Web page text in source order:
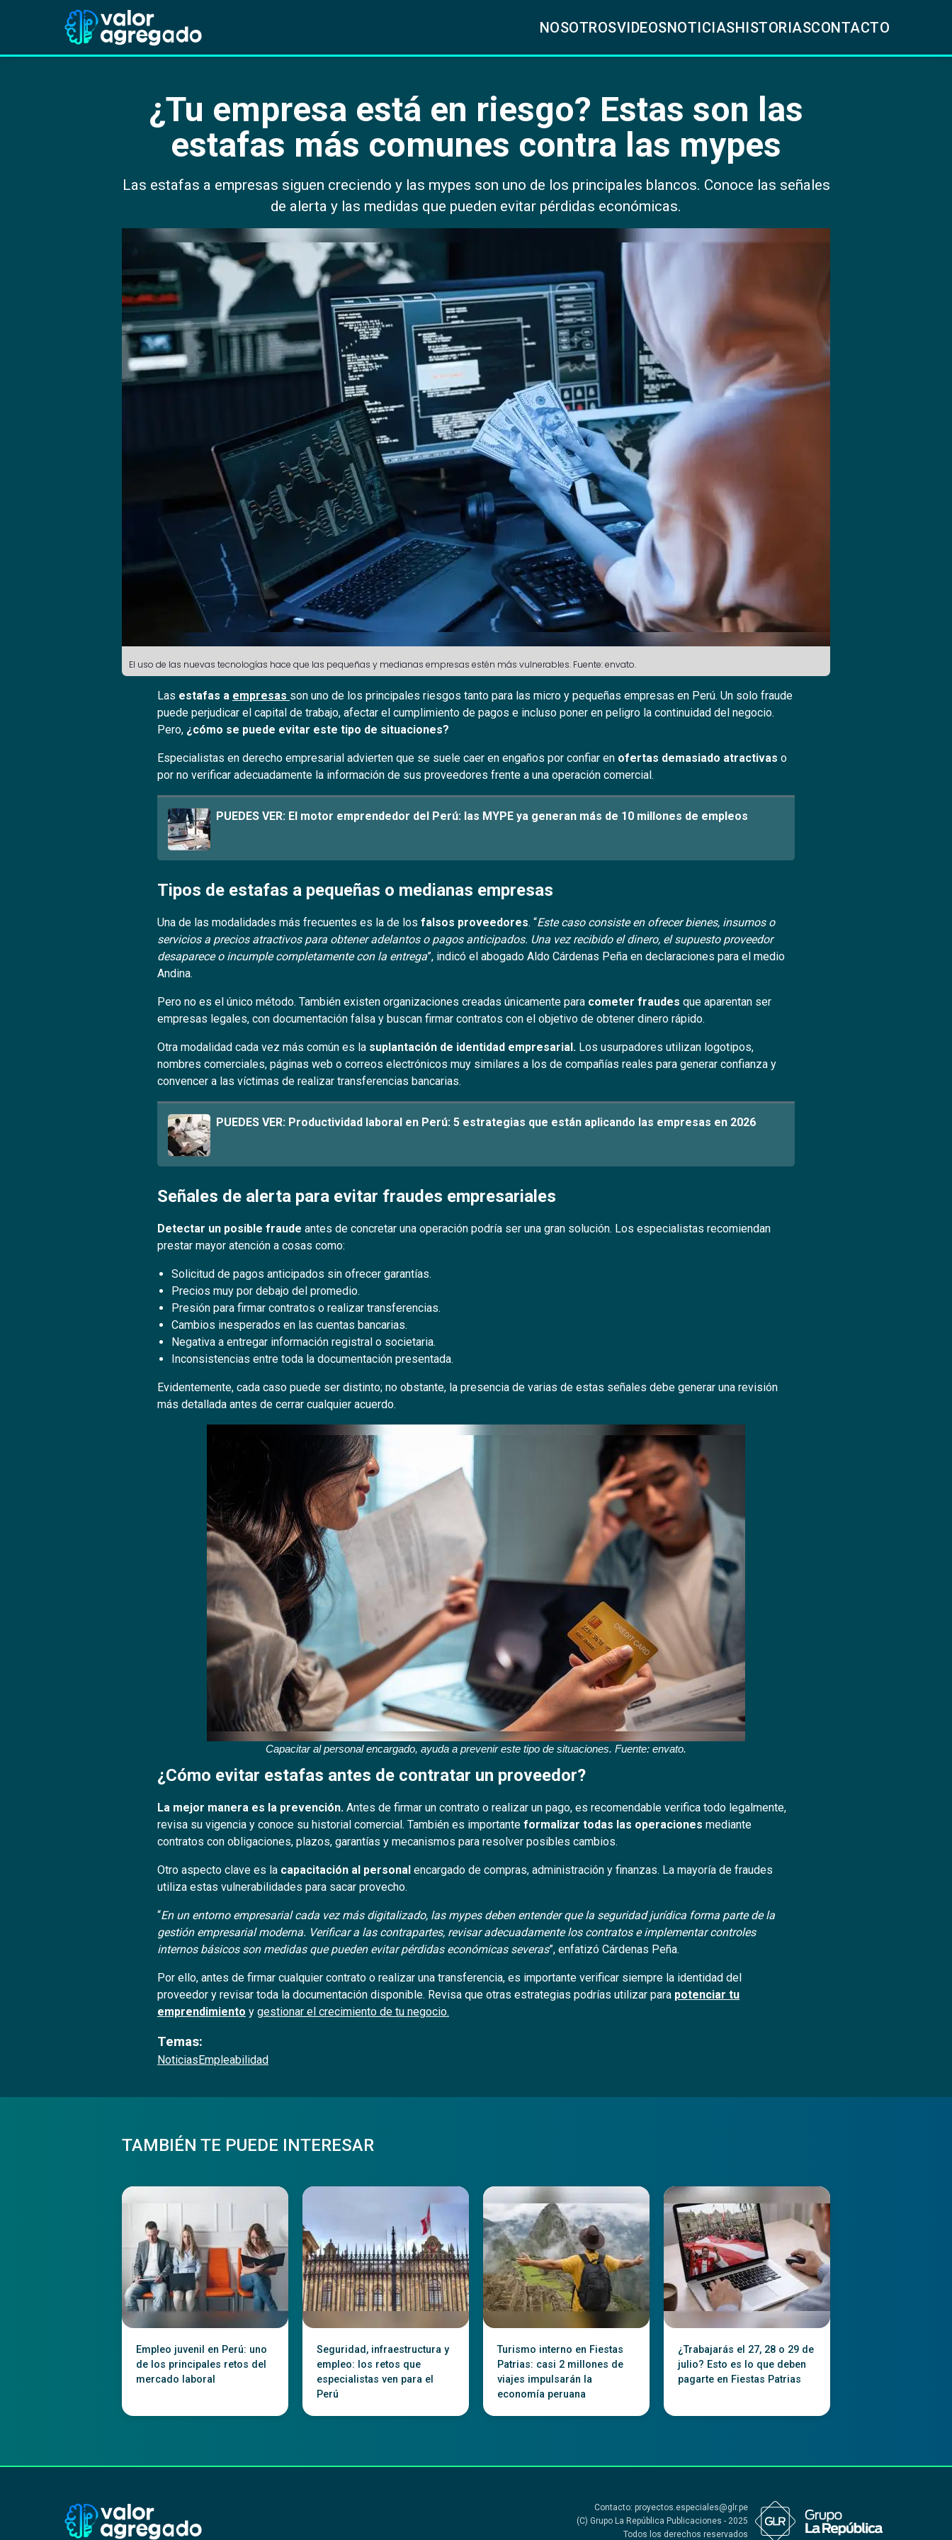
NOSOTROSVIDEOSNOTICIASHISTORIASCONTACTO
¿Tu empresa está en riesgo? Estas son las
estafas más comunes contra las mypes
Las estafas a empresas siguen creciendo y las mypes son uno de los principales blancos. Conoce las señales
de alerta y las medidas que pueden evitar pérdidas económicas.
El uso de las nuevas tecnologías hace que las pequeñas y medianas empresas estén más vulnerables. Fuente: envato.
Las estafas a empresas son uno de los principales riesgos tanto para las micro y pequeñas empresas en Perú. Un solo fraude
puede perjudicar el capital de trabajo, afectar el cumplimiento de pagos e incluso poner en peligro la continuidad del negocio.
Pero, ¿cómo se puede evitar este tipo de situaciones?
Especialistas en derecho empresarial advierten que se suele caer en engaños por confiar en ofertas demasiado atractivas o
por no verificar adecuadamente la información de sus proveedores frente a una operación comercial.
PUEDES VER: El motor emprendedor del Perú: las MYPE ya generan más de 10 millones de empleos
Tipos de estafas a pequeñas o medianas empresas
Una de las modalidades más frecuentes es la de los falsos proveedores. “Este caso consiste en ofrecer bienes, insumos o
servicios a precios atractivos para obtener adelantos o pagos anticipados. Una vez recibido el dinero, el supuesto proveedor
desaparece o incumple completamente con la entrega”, indicó el abogado Aldo Cárdenas Peña en declaraciones para el medio
Andina.
Pero no es el único método. También existen organizaciones creadas únicamente para cometer fraudes que aparentan ser
empresas legales, con documentación falsa y buscan firmar contratos con el objetivo de obtener dinero rápido.
Otra modalidad cada vez más común es la suplantación de identidad empresarial. Los usurpadores utilizan logotipos,
nombres comerciales, páginas web o correos electrónicos muy similares a los de compañías reales para generar confianza y
convencer a las víctimas de realizar transferencias bancarias.
PUEDES VER: Productividad laboral en Perú: 5 estrategias que están aplicando las empresas en 2026
Señales de alerta para evitar fraudes empresariales
Detectar un posible fraude antes de concretar una operación podría ser una gran solución. Los especialistas recomiendan
prestar mayor atención a cosas como:
Solicitud de pagos anticipados sin ofrecer garantías.
Precios muy por debajo del promedio.
Presión para firmar contratos o realizar transferencias.
Cambios inesperados en las cuentas bancarias.
Negativa a entregar información registral o societaria.
Inconsistencias entre toda la documentación presentada.
Evidentemente, cada caso puede ser distinto; no obstante, la presencia de varias de estas señales debe generar una revisión
más detallada antes de cerrar cualquier acuerdo.
Capacitar al personal encargado, ayuda a prevenir este tipo de situaciones. Fuente: envato.
¿Cómo evitar estafas antes de contratar un proveedor?
La mejor manera es la prevención. Antes de firmar un contrato o realizar un pago, es recomendable verifica todo legalmente,
revisa su vigencia y conoce su historial comercial. También es importante formalizar todas las operaciones mediante
contratos con obligaciones, plazos, garantías y mecanismos para resolver posibles cambios.
Otro aspecto clave es la capacitación al personal encargado de compras, administración y finanzas. La mayoría de fraudes
utiliza estas vulnerabilidades para sacar provecho.
“En un entorno empresarial cada vez más digitalizado, las mypes deben entender que la seguridad jurídica forma parte de la
gestión empresarial moderna. Verificar a las contrapartes, revisar adecuadamente los contratos e implementar controles
internos básicos son medidas que pueden evitar pérdidas económicas severas”, enfatizó Cárdenas Peña.
Por ello, antes de firmar cualquier contrato o realizar una transferencia, es importante verificar siempre la identidad del
proveedor y revisar toda la documentación disponible. Revisa que otras estrategias podrías utilizar para potenciar tu
emprendimiento y gestionar el crecimiento de tu negocio.
Temas:
NoticiasEmpleabilidad
TAMBIÉN TE PUEDE INTERESAR
Empleo juvenil en Perú: uno
de los principales retos del
mercado laboral
Seguridad, infraestructura y
empleo: los retos que
especialistas ven para el
Perú
Turismo interno en Fiestas
Patrias: casi 2 millones de
viajes impulsarán la
economía peruana
¿Trabajarás el 27, 28 o 29 de
julio? Esto es lo que deben
pagarte en Fiestas Patrias
Contacto: proyectos.especiales@glr.pe
(C) Grupo La República Publicaciones - 2025
Todos los derechos reservados